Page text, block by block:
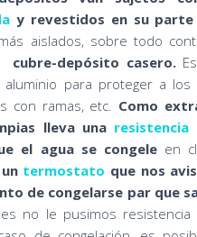
y revestidos en su parte
aislados, sobre todo
cubre-depósito casero.
aluminio para proteger a
con ramas, etc. Como
lleva una resistencia
el agua se congele en
termostato que nos
de congelarse par que
no le pusimos resistencia